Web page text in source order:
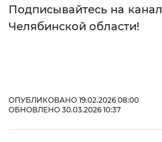
Подписывайтесь на канал
Челябинской области!
ОПУБЛИКОВАНО 19.02.2026 08:00
ОБНОВЛЕНО 30.03.2026 10:37